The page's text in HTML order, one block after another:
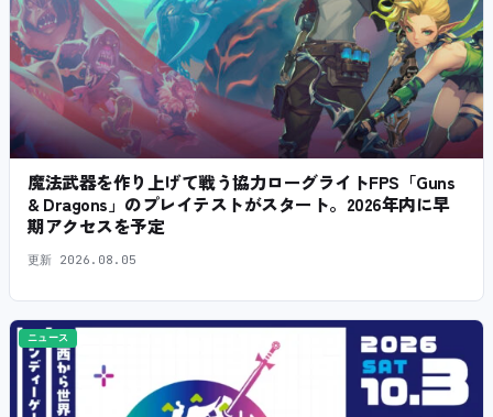
魔法武器を作り上げて戦う協力ローグライトFPS「Guns
& Dragons」のプレイテストがスタート。2026年内に早
期アクセスを予定
更新 2026.08.05
ニュース